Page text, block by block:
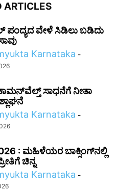
ARTICLES
ಪಂದ್ಯದ ವೇಳೆ ಸಿಡಿಲು ಬಡಿದು
Karnataka -
ಸಾಧನೆಗೆ ನೀತಾ
Karnataka -
: ಮಹಿಳೆಯರ ಬಾಕ್ಸಿಂಗ್‌ನಲ್ಲಿ
ಚಿನ್ನ
Karnataka -